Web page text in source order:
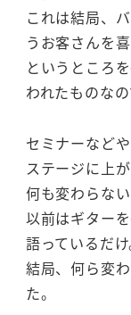
これは結局、
うお客さんを
というところ
われたものなの
セミナーなど
ステージに上
何も変わらない
以前はギター
語っているだけ
結局、何ら変
た。